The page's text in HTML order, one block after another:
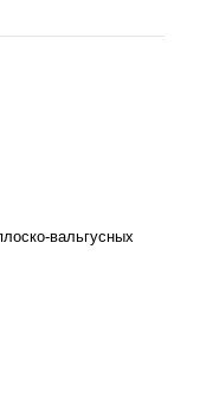
вальгусных